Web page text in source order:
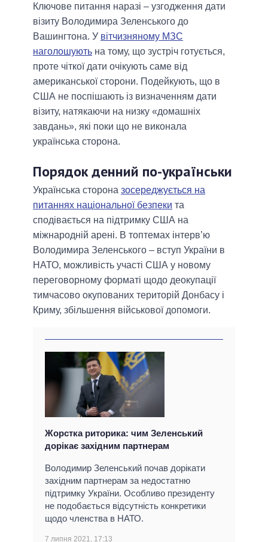
Ключове питання наразі – узгодження дати
візиту Володимира Зеленського до
Вашингтона. У вітчизняному МЗС
наголошують на тому, що зустріч готується,
проте чіткої дати очікують саме від
американської сторони. Подейкують, що в
США не поспішають із визначенням дати
візиту, натякаючи на низку «домашніх
завдань», які поки що не виконала
українська сторона.
Порядок денний по-українськи
Українська сторона зосереджується на
питаннях національної безпеки та
сподівається на підтримку США на
міжнародній арені. В топтемах інтерв’ю
Володимира Зеленського – вступ України в
НАТО, можливість участі США у новому
переговорному форматі щодо деокупації
тимчасово окупованих територій Донбасу і
Криму, збільшення військової допомоги.
Жорстка риторика: чим Зеленський
дорікає західним партнерам
Володимир Зеленський почав дорікати
західним партнерам за недостатню
підтримку України. Особливо президенту
не подобається відсутність конкретики
щодо членства в НАТО.
7 липня 2021, 17:13